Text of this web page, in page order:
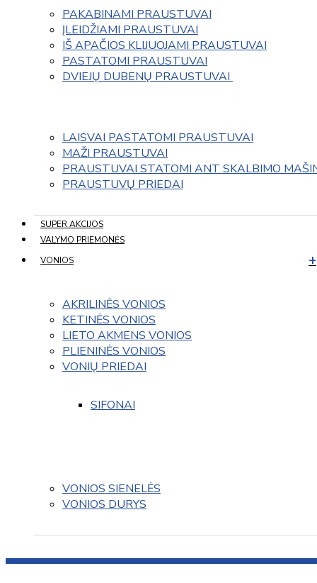
PAKABINAMI PRAUSTUVAI
ĮLEIDŽIAMI PRAUSTUVAI
IŠ APAČIOS KLIJUOJAMI PRAUSTUVAI
PASTATOMI PRAUSTUVAI
DVIEJŲ DUBENŲ PRAUSTUVAI
LAISVAI PASTATOMI PRAUSTUVAI
MAŽI PRAUSTUVAI
PRAUSTUVAI STATOMI ANT SKALBIMO
PRAUSTUVŲ PRIEDAI
SUPER AKCIJOS
VALYMO PRIEMONĖS
VONIOS
AKRILINĖS VONIOS
KETINĖS VONIOS
LIETO AKMENS VONIOS
PLIENINĖS VONIOS
VONIŲ PRIEDAI
SIFONAI
VONIOS SIENELĖS
VONIOS DURYS